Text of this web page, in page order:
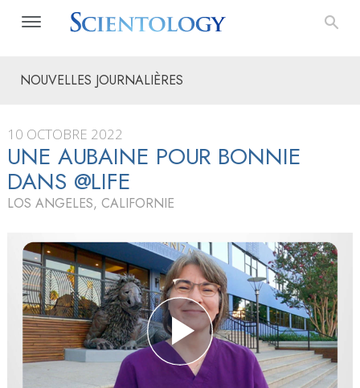
NOUVELLES JOURNALIÈRES
10 OCTOBRE 2022
UNE AUBAINE POUR BONNIE
DANS @LIFE
LOS ANGELES, CALIFORNIE